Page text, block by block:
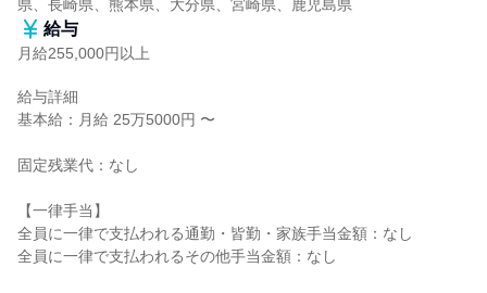
県、長崎県、熊本県、大分県、宮崎県、鹿児島県
給与
月給255,000円以上
給与詳細
基本給：月給 25万5000円 〜
固定残業代：なし
【一律手当】
全員に一律で支払われる通勤・皆勤・家族手当金額：なし
全員に一律で支払われるその他手当金額：なし